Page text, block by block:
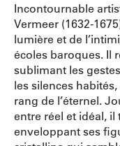
Incontournable
Vermeer (1632-
lumière et de
écoles baroques. Il
sublimant les
les silences
rang de l’éternel.
entre réel et idéal, il
enveloppant ses